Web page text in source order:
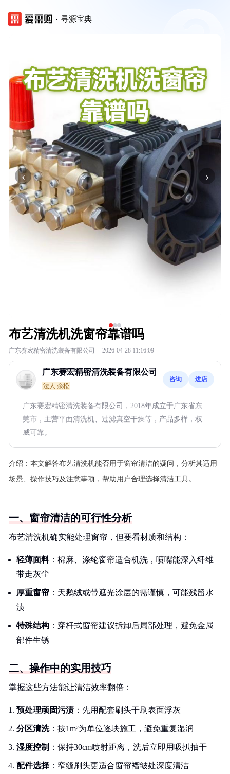
寻源宝典
‹ ›
布艺清洗机洗窗帘靠谱吗
广东赛宏精密清洗装备有限公司 · 2026-04-28 11:16:09
广东赛宏精密清洗装备有限公司
法人:余松
咨询 进店
广东赛宏精密清洗装备有限公司，2018年成立于广东省东
莞市，主营平面清洗机、过滤真空干燥等，产品多样，权
威可靠。
介绍： 本文解答布艺清洗机能否用于窗帘清洁的疑问，分析其适用
场景、操作技巧及注意事项，帮助用户合理选择清洁工具。
一、窗帘清洁的可行性分析
布艺清洗机确实能处理窗帘，但要看材质和结构：
轻薄面料：棉麻、涤纶窗帘适合机洗，喷嘴能深入纤维
带走灰尘
厚重窗帘 ：天鹅绒或带遮光涂层的需谨慎，可能残留水
渍
特殊结构 ：穿杆式窗帘建议拆卸后局部处理，避免金属
部件生锈
二、操作中的实用技巧
掌握这些方法能让清洁效率翻倍：
预处理顽固污渍 ：先用配套刷头干刷表面浮灰
分区清洗：按1m²为单位逐块施工，避免重复湿润
湿度控制 ：保持30cm喷射距离，洗后立即用吸扒抽干
配件选择 ：窄缝刷头更适合窗帘褶皱处深度清洁